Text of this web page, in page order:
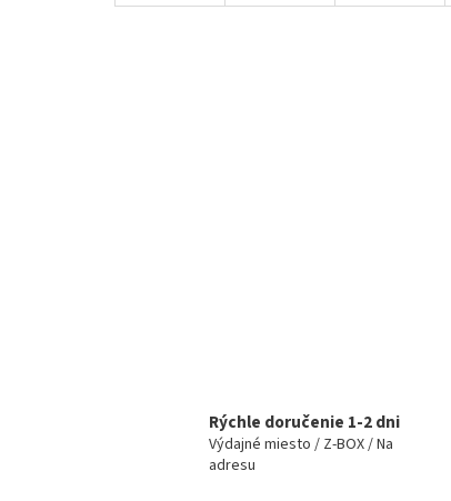
Rýchle doručenie 1-2 dni
Výdajné miesto / Z-BOX / Na
adresu